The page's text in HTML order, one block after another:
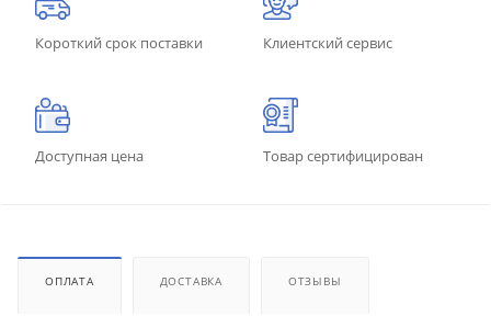
Короткий срок поставки Клиентский сервис
Доступная цена Товар сертифицирован
ОПЛАТА ДОСТАВКА ОТЗЫВЫ